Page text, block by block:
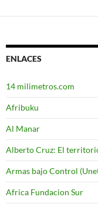
ENLACES
14 milimetros.com
Afribuku
Al Manar
Alberto Cruz: El
Armas bajo Control
Africa Fundacion Sur